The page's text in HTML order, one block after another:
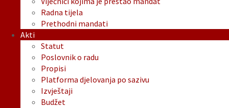
Radna tijela
Prethodni mandati
Akti
Statut
Poslovnik o radu
Propisi
Platforma djelovanja po sazivu
Izvještaji
Budžet